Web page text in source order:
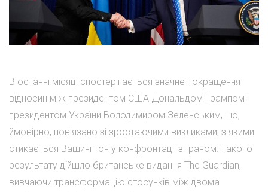
В останні місяці спостерігається значне покращення
відносин між президентом США Дональдом Трампом і
президентом України Володимиром Зеленським, що,
ймовірно, пов'язано зі зростаючими викликами, з якими
стикається Вашингтон у конфронтації з Іраном. Такого
результату дійшло британське видання The Guardian,
вивчаючи трансформацію стосунків між двома